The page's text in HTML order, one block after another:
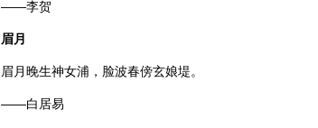
——李贺
眉月
眉月晚生神女浦，脸波春傍玄娘堤。
——白居易